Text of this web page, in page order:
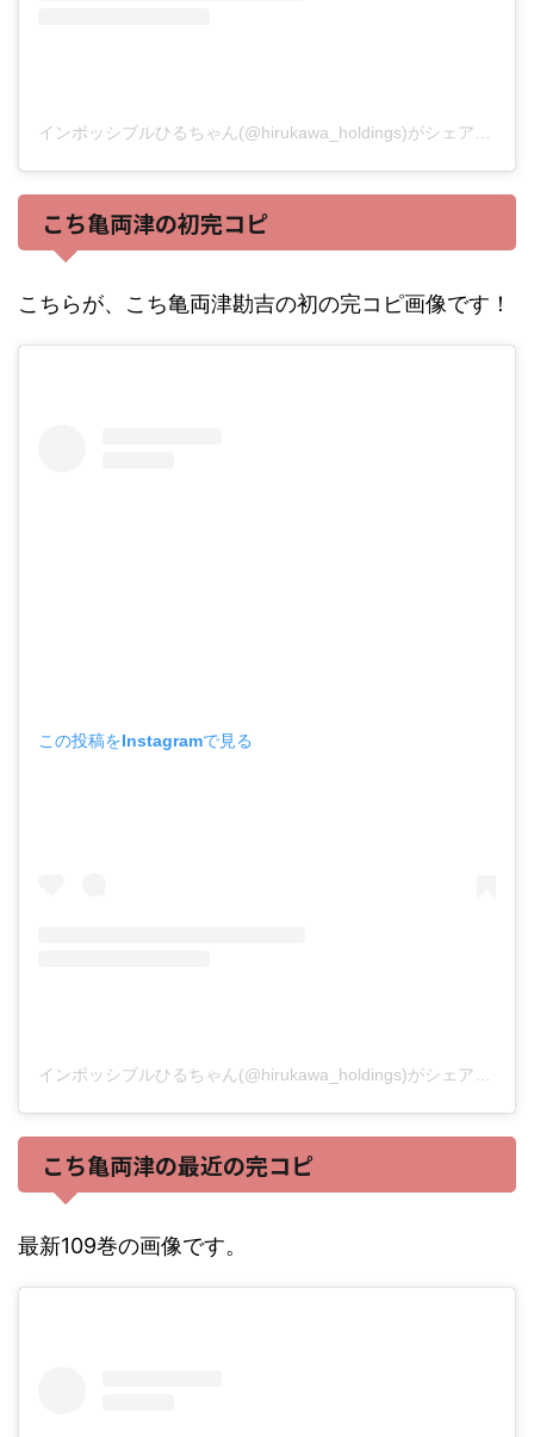
こち亀両津の初完コピ
こちらが、こち亀両津勘吉の初の完コピ画像です！
この投稿をInstagramで見る
こち亀両津の最近の完コピ
最新109巻の画像です。